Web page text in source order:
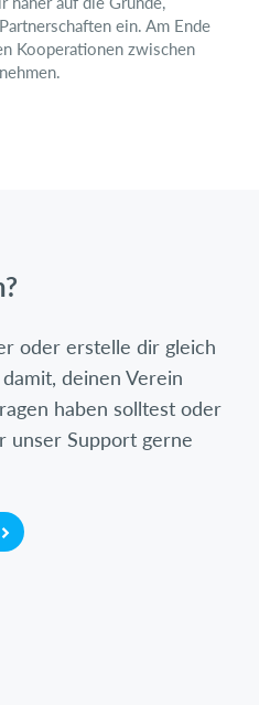
ein. Am Ende
Kooperationen zwischen
oder erstelle dir gleich
deinen Verein
haben solltest oder
unser Support gerne